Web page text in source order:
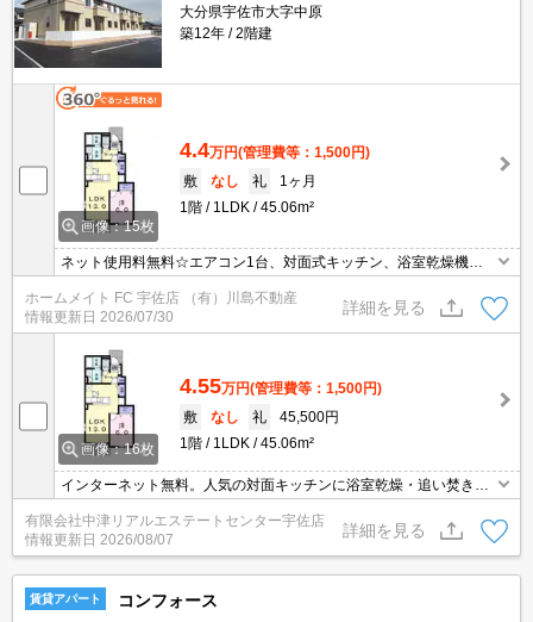
大分県宇佐市大字中原
築12年
2階建
画像：15枚
4.4万円(管理費等：1,500円)
敷
なし 礼
1ヶ月
1階
1LDK 45.06m²
ネット使用料無料☆エアコン1台、対面式キッチン、浴室乾燥機、
ホームメイト FC 宇佐店 （有）川島不動産
情報更新日 2026/07/30
詳細を見る
画像：16枚
4.55万円(管理費等：1,500円)
敷
なし 礼
45,500円
1階
1LDK 45.06m²
インターネット無料。人気の対面キッチンに浴室乾燥・追い焚き機
き。
有限会社中津リアルエステートセンター宇佐店
情報更新日 2026/08/07
詳細を見る
賃貸アパート コンフォース